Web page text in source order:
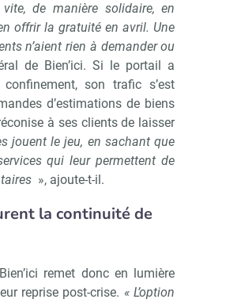
de manière solidaire, en
offrir la gratuité en avril. Une
n’aient rien à demander ou
de Bien’ici. Si le portail a
son trafic s’est
d’estimations de biens
à ses clients de laisser
jouent le jeu, en sachant que
qui leur permettent de
», ajoute-t-il.
la continuité de
remet donc en lumière
reprise post-crise. « L’option